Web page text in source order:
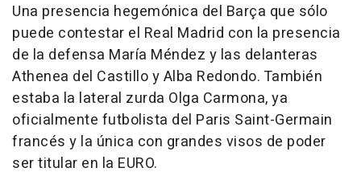
Una presencia hegemónica del Barça que sólo
puede contestar el Real Madrid con la presencia
de la defensa María Méndez y las delanteras
Athenea del Castillo y Alba Redondo. También
estaba la lateral zurda Olga Carmona, ya
oficialmente futbolista del Paris Saint-Germain
francés y la única con grandes visos de poder
ser titular en la EURO.